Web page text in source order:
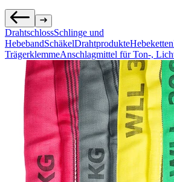
DrahtschlossSchlinge und
HebebandSchäkelDrahtprodukteHebeketten
TrägerklemmeAnschlagmittel für Ton-,